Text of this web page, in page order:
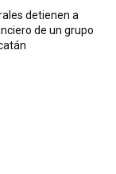
detienen a
de un grupo